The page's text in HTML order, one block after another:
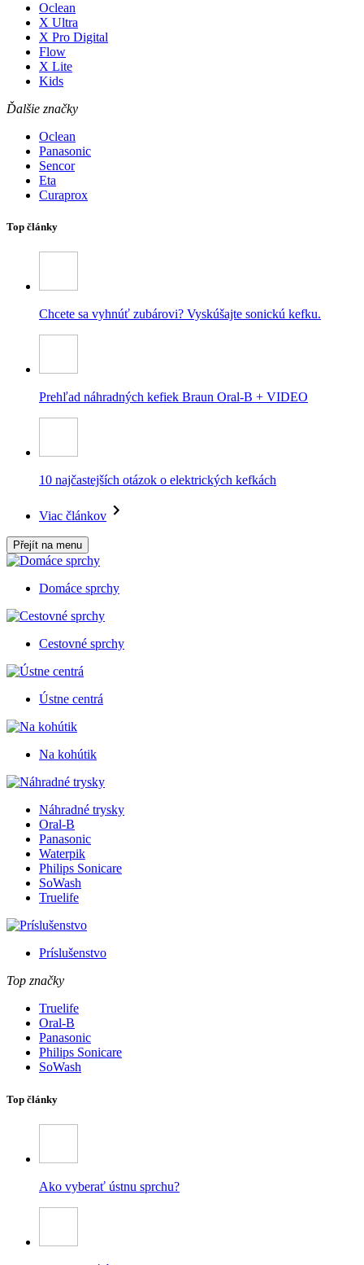
Oclean
X Ultra
X Pro Digital
Flow
X Lite
Kids
Ďalšie značky
Oclean
Panasonic
Sencor
Eta
Curaprox
Top články
Chcete sa vyhnúť zubárovi? Vyskúšajte sonickú kefku.
Prehľad náhradných kefiek Braun Oral-B + VIDEO
10 najčastejších otázok o elektrických kefkách
Viac článkov
Přejít na menu
Domáce sprchy
Cestovné sprchy
Ústne centrá
Na kohútik
Náhradné trysky
Oral-B
Panasonic
Waterpik
Philips Sonicare
SoWash
Truelife
Príslušenstvo
Top značky
Truelife
Oral-B
Panasonic
Philips Sonicare
SoWash
Top články
Ako vyberať ústnu sprchu?